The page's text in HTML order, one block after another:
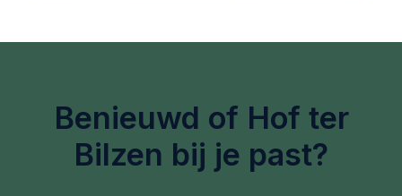
Benieuwd of Hof ter
Bilzen bij je past?